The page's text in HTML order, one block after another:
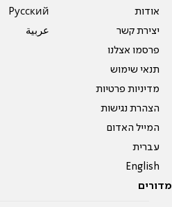
אודות
יצירת קשר
פרסמו אצלנו
תנאי שימוש
מדיניות פרטיות
הצהרת נגישות
המייל האדום
עברית
English
Pусский
عربية
מדורים